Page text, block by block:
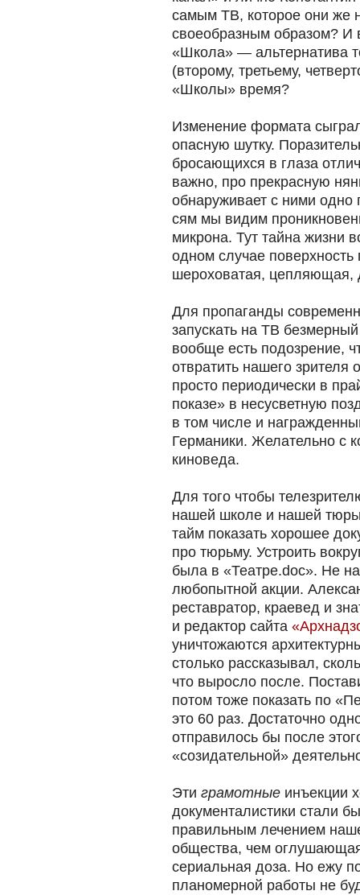
самым ТВ, которое они же
своеобразным образом? И
«Школа» — альтернатива
(второму, третьему,
«Школы» время?
Изменение формата
опасную шутку.
бросающихся в глаза
важно, про прекрасную
обнаруживает с ними одно
сям мы видим
микрона. Тут тайна жизни
одном случае
шероховатая, цепляющая,
Для пропаганды
запускать на ТВ
вообще есть подозрение,
отвратить нашего зрителя
просто периодически в
показе» в несусветную
в том числе и
Германики. Желательно с
киноведа.
Для того чтобы
нашей школе и нашей
тайм показать хорошее
про тюрьму. Устроить
была в «Театре.doc». Не
любопытной акции.
реставратор, краевед и
и редактор сайта
уничтожаются
столько рассказывал,
что выросло после.
потом тоже показать по
это 60 раз. Достаточно
отправилось бы после
«созидательной»
Эти грамотные инъекции
документалистики стали
правильным лечением
общества, чем
сериальная доза. Но ежу
планомерной работы не